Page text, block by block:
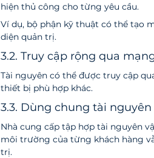
hiện thủ công cho từng yêu cầu.
Ví dụ, bộ phận kỹ thuật có thể tạo
diện quản trị.
3.2. Truy cập rộng qua
Tài nguyên có thể được truy cập
thiết bị phù hợp khác.
3.3. Dùng chung tài nguyên
Nhà cung cấp tập hợp tài nguyên
môi trường của từng khách hàng
trị.